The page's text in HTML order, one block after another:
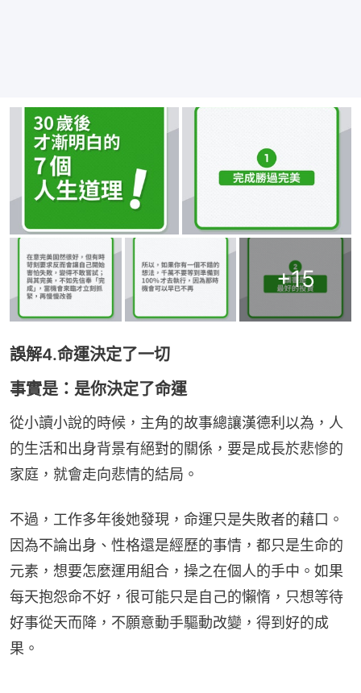
+15
誤解4.命運決定了一切
事實是：是你決定了命運
從小讀小說的時候，主角的故事總讓漢德利以為，人
的生活和出身背景有絕對的關係，要是成長於悲慘的
家庭，就會走向悲情的結局。
不過，工作多年後她發現，命運只是失敗者的藉口。
因為不論出身、性格還是經歷的事情，都只是生命的
元素，想要怎麼運用組合，操之在個人的手中。如果
每天抱怨命不好，很可能只是自己的懶惰，只想等待
好事從天而降，不願意動手驅動改變，得到好的成
果。